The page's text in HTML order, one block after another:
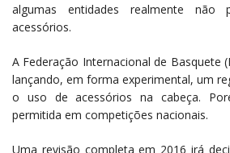
algumas entidades realmente
acessórios.
A Federação Internacional de Basquete
lançando, em forma experimental, um
o uso de acessórios na cabeça.
permitida em competições nacionais.
Uma revisão completa em 2016 irá